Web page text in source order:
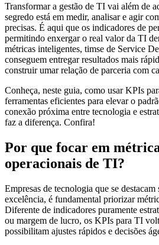
Transformar a gestão de TI vai além de
segredo está em medir, analisar e agir
precisas. É aqui que os indicadores de
permitindo enxergar o real valor da TI
métricas inteligentes, timse de Service
conseguem entregar resultados mais
construir umar relação de parceria com
Conheça, neste guia, como usar KPIs
ferramentas eficientes para elevar o
conexão próxima entre tecnologia e
faz a diferença. Confira!
Por que focar em
operacionais de TI?
Empresas de tecnologia que se destacam
excelência, é fundamental priorizar
Diferente de indicadores puramente
ou margem de lucro, os KPIs para TI
possibilitam ajustes rápidos e decisões